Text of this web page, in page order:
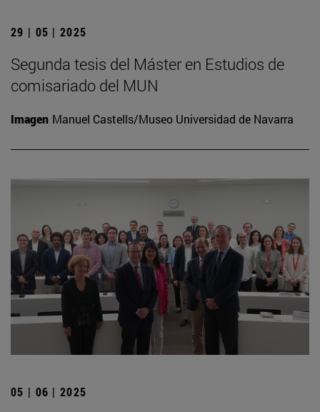
29 | 05 | 2025
Segunda tesis del Máster en Estudios de
comisariado del MUN
Imagen Manuel Castells/Museo Universidad de Navarra
05 | 06 | 2025